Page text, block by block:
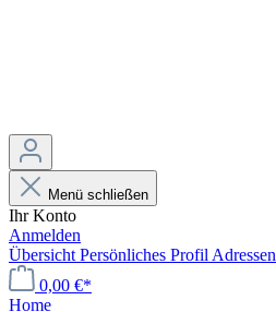
Menü schließen
Ihr Konto
Anmelden
Übersicht Persönliches Profil Adressen
0,00 €*
Home